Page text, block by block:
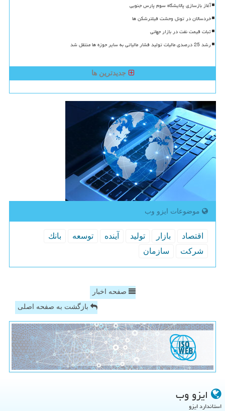
آغاز بازسازی پالایشگاه سوم پارس جنوبی
خردسالان در تونل وحشت فیلترشکن ها
ثبات قیمت نفت در بازار جهانی
رشد 25 درصدی مالیات تولید فشار مالیاتی به سایر حوزه ها منتقل شد
جدیدترین ها
موضوعات ایزو وب
اقتصاد بازار تولید آینده توسعه
بانك
شركت
سازمان
صفحه اخبار
بازگشت به صفحه اصلی
ایزو وب
استاندارد ایزو